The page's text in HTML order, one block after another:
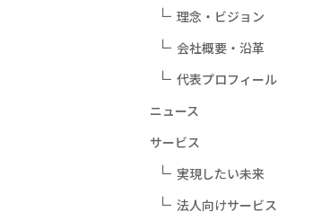
理念・ビジョン
会社概要・沿革
代表プロフィール
ニュース
サービス
実現したい未来
法人向けサービス